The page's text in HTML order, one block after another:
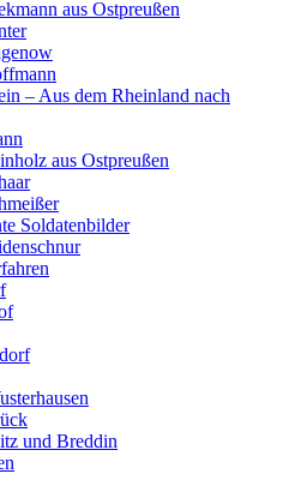
aus Ostpreußen
– Aus dem Rheinland nach
aus Ostpreußen
Soldatenbilder
und Breddin